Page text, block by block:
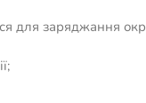
для заряджання